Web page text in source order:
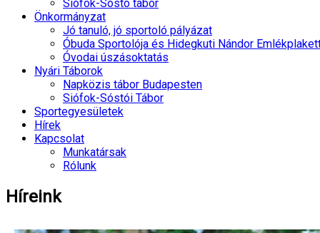
Siófok-Sóstó tábor
Önkormányzat
Jó tanuló, jó sportoló pályázat
Óbuda Sportolója és Hidegkuti Nándor
Óvodai úszásoktatás
Nyári Táborok
Napközis tábor Budapesten
Siófok-Sóstói Tábor
Sportegyesületek
Hírek
Kapcsolat
Munkatársak
Rólunk
Híreink